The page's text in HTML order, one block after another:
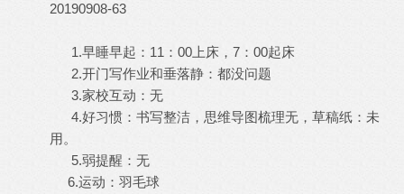
20190908-63
1.早睡早起：11：00上床，7：00起床
2.开门写作业和垂落静：都没问题
3.家校互动：无
4.好习惯：书写整洁，思维导图梳理无，草稿纸：未
用。
5.弱提醒：无
6.运动：羽毛球